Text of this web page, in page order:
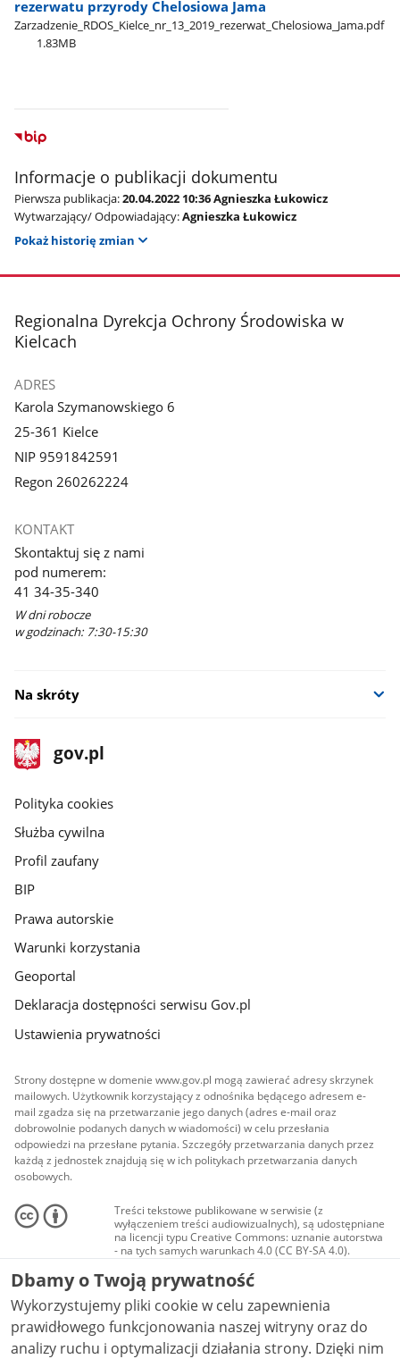
rezerwatu przyrody Chelosiowa Jama
Zarzadzenie​_RDOS​_Kielce​_nr​_13​_2019​_rezerwat​_Chelosiowa​_Jama.pdf
1.83MB
Informacje o publikacji dokumentu
Pierwsza publikacja:20.04.2022 10:36 Agnieszka Łukowicz
Wytwarzający/ Odpowiadający:Agnieszka Łukowicz
Pokaż historię zmian
stopka
Regionalna Dyrekcja Ochrony Środowiska w
Kielcach
ADRES
Karola Szymanowskiego 6
25-361 Kielce
NIP 9591842591
Regon 260262224
KONTAKT
Skontaktuj się z nami
pod numerem:
41 34-35-340
W dni robocze
w godzinach: 7:30-15:30
Na skróty
stopka
gov.pl
Strona
gov.pl
gov.pl
Polityka cookies
Służba cywilna
Profil zaufany
BIP
Prawa autorskie
Warunki korzystania
Geoportal
Deklaracja dostępności serwisu Gov.pl
Ustawienia prywatności
Strony dostępne w domenie www.gov.pl mogą zawierać adresy skrzynek
mailowych. Użytkownik korzystający z odnośnika będącego adresem e-
mail zgadza się na przetwarzanie jego danych (adres e-mail oraz
dobrowolnie podanych danych w wiadomości) w celu przesłania
odpowiedzi na przesłane pytania. Szczegóły przetwarzania danych przez
każdą z jednostek znajdują się w ich politykach przetwarzania danych
osobowych.
Treści tekstowe publikowane w serwisie (z
wyłączeniem treści audiowizualnych), są udostępniane
na licencji typu Creative Commons: uznanie autorstwa
- na tych samych warunkach 4.0 (CC BY-SA 4.0).
Materiały audiowizualne, w tym zdjęcia, materiały
audio i wideo, są udostępniane na licencji typu
Creative Commons: uznanie autorstwa użycie
niekomercyjne - bez utworów zależnych 4.0 (CC BY-
NC-ND 4.0), o ile nie jest to stwierdzone inaczej.
Dbamy o Twoją prywatność
Wykorzystujemy pliki cookie w celu zapewnienia
prawidłowego funkcjonowania naszej witryny oraz do
analizy ruchu i optymalizacji działania strony. Dzięki nim